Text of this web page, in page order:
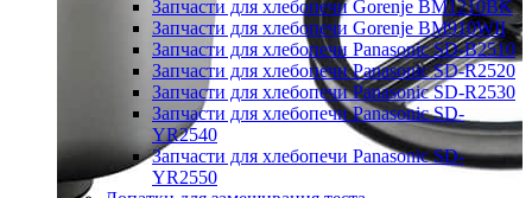
Запчасти для хлебопечи Gorenje BM1210BK
Запчасти для хлебопечи Gorenje BM910WII
Запчасти для хлебопечи Panasonic SD-B2510
Запчасти для хлебопечи Panasonic SD-R2520
Запчасти для хлебопечи Panasonic SD-R2530
Запчасти для хлебопечи Panasonic SD-
YR2540
Запчасти для хлебопечи Panasonic SD-
YR2550